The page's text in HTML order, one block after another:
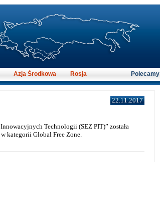
22.11.2017
Technologii (SEZ PIT)” została
kategorii Global Free Zone.
Azja Środkowa Rosja Polecamy